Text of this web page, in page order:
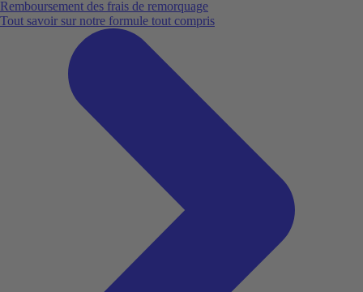
Remboursement des frais de remorquage
Tout savoir sur notre formule tout compris